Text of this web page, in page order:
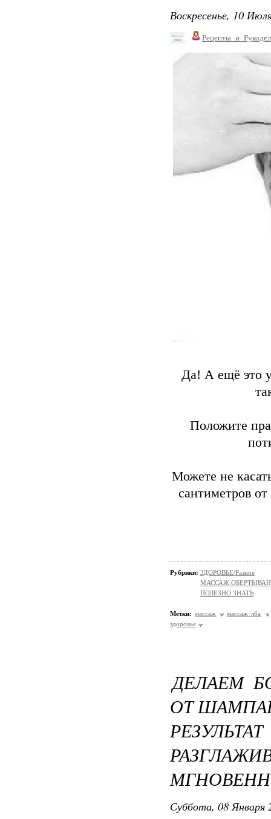
Воскресенье, 10
Да! А ещё это
Положите
Можете не
сантиметров
Рубрики: ЗДОРОВЬЕ/Разное
ПОЛЕЗНО ЗНАТЬ
Метки: массаж
массаж лба
здоровье
ДЕЛАЕМ
ОТ
Суббота, 08 Января